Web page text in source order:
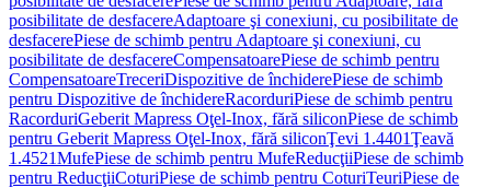
posibilitate de desfacereAdaptoare şi conexiuni, cu posibilitate de
desfacerePiese de schimb pentru Adaptoare şi conexiuni, cu
posibilitate de desfacereCompensatoarePiese de schimb pentru
CompensatoareTreceriDispozitive de închiderePiese de schimb
pentru Dispozitive de închidereRacorduriPiese de schimb pentru
RacorduriGeberit Mapress Oţel-Inox, fără siliconPiese de schimb
pentru Geberit Mapress Oţel-Inox, fără siliconŢevi 1.4401Ţeavă
1.4521MufePiese de schimb pentru MufeReducţiiPiese de schimb
pentru ReducţiiCoturiPiese de schimb pentru CoturiTeuriPiese de